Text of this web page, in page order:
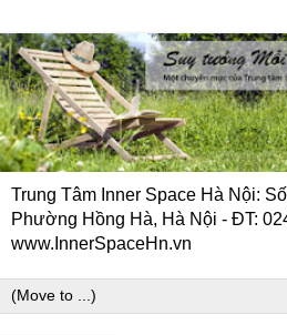
Trung Tâm Inner Space Hà Nội:
Phường Hồng Hà, Hà Nội - ĐT:
www.InnerSpaceHn.vn